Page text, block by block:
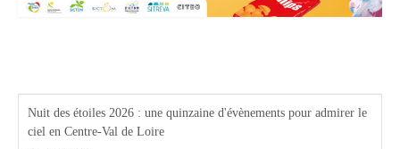
Nuit des étoiles 2026 : une quinzaine d'évènements pour admirer le
ciel en Centre-Val de Loire